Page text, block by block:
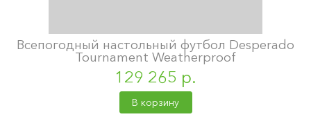
Всепогодный настольный футбол Desperado
Tournament Weatherproof
129 265 р.
В корзину